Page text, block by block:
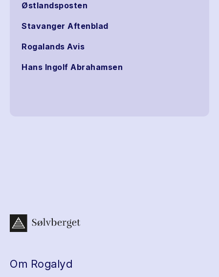
Østlandsposten
Stavanger Aftenblad
Rogalands Avis
Hans Ingolf Abrahamsen
Om Rogalyd